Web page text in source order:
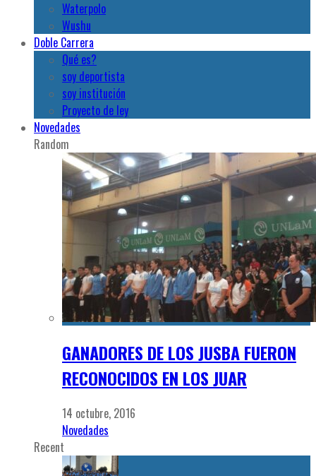
Waterpolo
Wushu
Doble Carrera
Qué es?
soy deportista
soy institución
Proyecto de ley
Novedades
Random
GANADORES DE LOS JUSBA FUERON
RECONOCIDOS EN LOS JUAR
14 octubre, 2016
Novedades
Recent